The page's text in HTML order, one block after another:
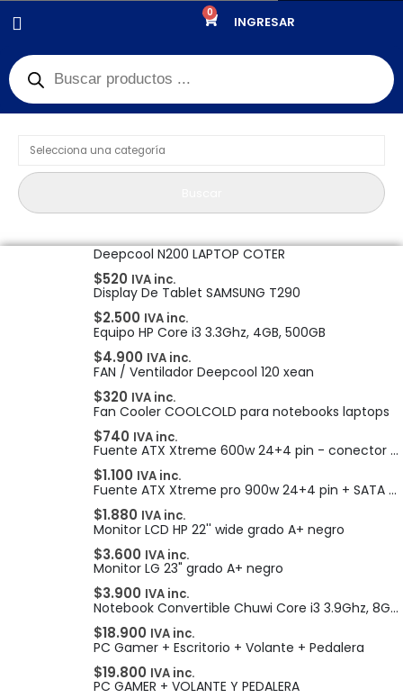
0
INGRESAR
NOTEBOOKS / PC/TABLET
Product Category Dropdown
Deepcool N200 LAPTOP COTER
$520 IVA inc.
Display De Tablet SAMSUNG T290
$2.500 IVA inc.
Equipo HP Core i3 3.3Ghz, 4GB, 500GB
$4.900 IVA inc.
FAN / Ventilador Deepcool 120 xean
$320 IVA inc.
Fan Cooler COOLCOLD para notebooks laptops
$740 IVA inc.
Fuente ATX Xtreme 600w 24+4 pin - conector SATA
$1.100 IVA inc.
Fuente ATX Xtreme pro 900w 24+4 pin + SATA + pcie
$1.880 IVA inc.
Monitor LCD HP 22'' wide grado A+ negro
$3.600 IVA inc.
Monitor LG 23" grado A+ negro
$3.900 IVA inc.
Notebook Convertible Chuwi Core i3 3.9Ghz, 8GB, 256GB, 10" HD Touch
$18.900 IVA inc.
PC Gamer + Escritorio + Volante + Pedalera
$19.800 IVA inc.
PC GAMER + VOLANTE Y PEDALERA